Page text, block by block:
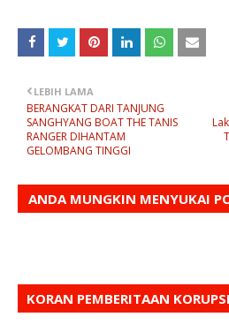
LEBIH LAMA
BERANGKAT DARI TANJUNG
SANGHYANG BOAT THE TANIS
RANGER DIHANTAM
GELOMBANG TINGGI
ANDA MUNGKIN MENYUKAI
KORAN PEMBERITAAN KORUPSI